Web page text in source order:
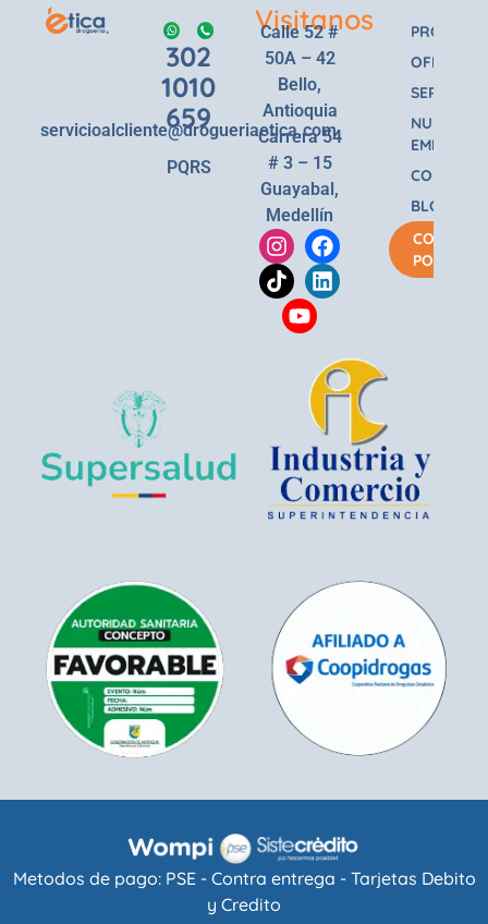
302
1010
659
servicioalcliente@drogueriaetica.com
PQRS
Visitanos
Calle 52 #
50A – 42
Bello,
Antioquia
Carrera 54
# 3 – 15
Guayabal,
Medellín
OFERTAS
SERVICIOS
NUESTRA
EMPRESA
BLOG
COMPRA
POR
Metodos de pago: PSE - Contra entrega - Tarjetas Debito
y Credito